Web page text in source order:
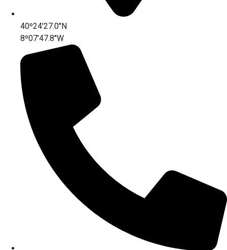
40º24'27.0''N
8º07'47.8''W